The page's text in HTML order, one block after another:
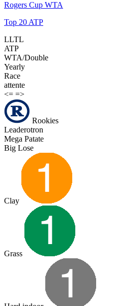
Rogers Cup WTA
Top 20 ATP
LLTL
ATP
WTA/Double
Yearly
Race
attente
<= =>
Rookies
Leaderotron
Mega Patate
Big Lose
Clay
Grass